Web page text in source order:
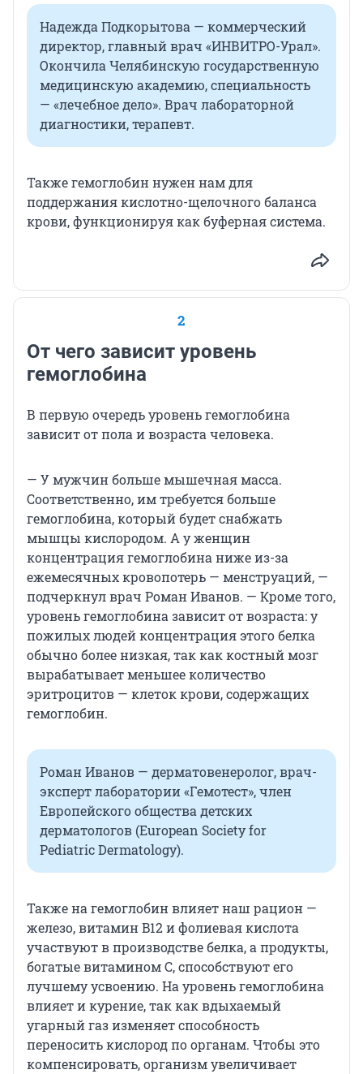
Надежда Подкорытова — коммерческий
директор, главный врач «ИНВИТРО-Урал».
Окончила Челябинскую государственную
медицинскую академию, специальность
— «лечебное дело». Врач лабораторной
диагностики, терапевт.
Также гемоглобин нужен нам для
поддержания кислотно-щелочного баланса
крови, функционируя как буферная система.
2
От чего зависит уровень
гемоглобина
В первую очередь уровень гемоглобина
зависит от пола и возраста человека.
— У мужчин больше мышечная масса.
Соответственно, им требуется больше
гемоглобина, который будет снабжать
мышцы кислородом. А у женщин
концентрация гемоглобина ниже из-за
ежемесячных кровопотерь — менструаций, —
подчеркнул врач Роман Иванов. — Кроме того,
уровень гемоглобина зависит от возраста: у
пожилых людей концентрация этого белка
обычно более низкая, так как костный мозг
вырабатывает меньшее количество
эритроцитов — клеток крови, содержащих
гемоглобин.
Роман Иванов — дерматовенеролог, врач-
эксперт лаборатории «Гемотест», член
Европейского общества детских
дерматологов (European Society for
Pediatric Dermatology).
Также на гемоглобин влияет наш рацион —
железо, витамин B12 и фолиевая кислота
участвуют в производстве белка, а продукты,
богатые витамином C, способствуют его
лучшему усвоению. На уровень гемоглобина
влияет и курение, так как вдыхаемый
угарный газ изменяет способность
переносить кислород по органам. Чтобы это
компенсировать, организм увеличивает